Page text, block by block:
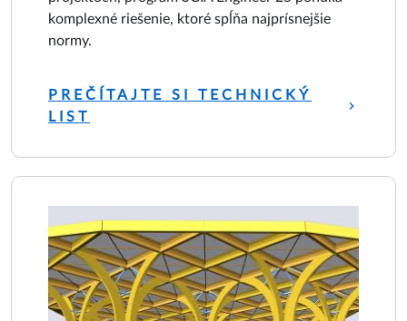
komplexné riešenie, ktoré spĺňa najprísnejšie
normy.
PREČÍTAJTE SI TECHNICKÝ
LIST